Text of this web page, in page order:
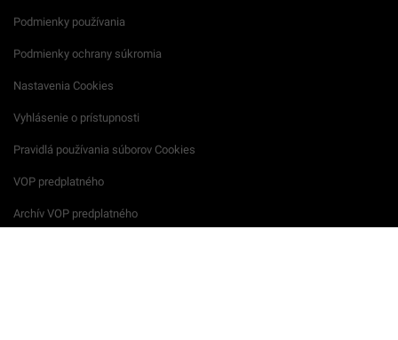
Podmienky používania
Podmienky ochrany súkromia
Nastavenia Cookies
Vyhlásenie o prístupnosti
Pravidlá používania súborov Cookies
VOP predplatného
Archív VOP predplatného